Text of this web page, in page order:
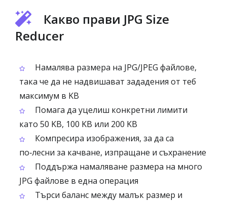
Какво прави JPG Size
Reducer
Намалява размера на JPG/JPEG файлове,
така че да не надвишават зададения от теб
максимум в KB
Помага да уцелиш конкретни лимити
като 50 KB, 100 KB или 200 KB
Компресира изображения, за да са
по‑лесни за качване, изпращане и съхранение
Поддържа намаляване размера на много
JPG файлове в една операция
Търси баланс между малък размер и